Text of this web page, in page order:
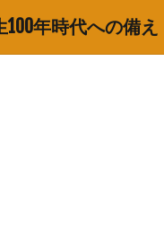
年時代への備え